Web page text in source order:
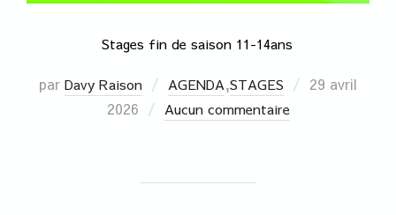
Stages fin de saison 11-14ans
par Davy Raison AGENDA,STAGES
29 avril
2026
Aucun commentaire